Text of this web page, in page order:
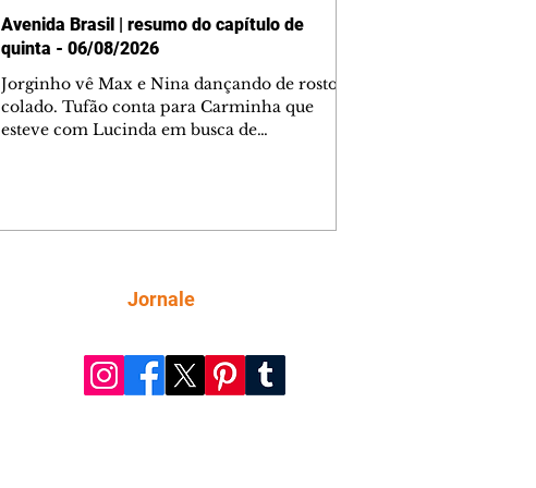
Avenida Brasil | resumo do capítulo de
quinta - 06/08/2026
Jorginho vê Max e Nina dançando de rosto
colado. Tufão conta para Carminha que
esteve com Lucinda em busca de
Verônica e Noêmia perseguem Cadinho na
fugir da praia
Jornale